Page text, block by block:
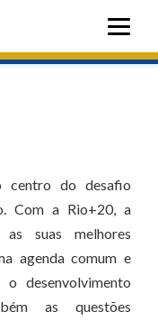
do desafio
Com a Rio+20, a
as suas melhores
agenda comum e
desenvolvimento
as questões